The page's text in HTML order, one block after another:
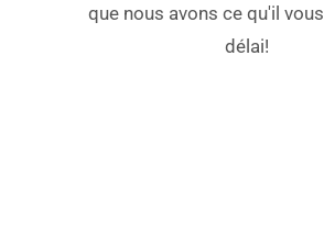
que nous avons ce qu'il
délai!